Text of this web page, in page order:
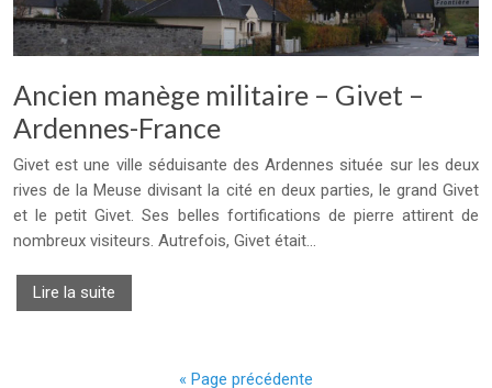
Ancien manège militaire – Givet –
Ardennes-France
Givet est une ville séduisante des Ardennes située sur les deux
rives de la Meuse divisant la cité en deux parties, le grand Givet
et le petit Givet. Ses belles fortifications de pierre attirent de
nombreux visiteurs. Autrefois, Givet était…
Lire la suite
« Page précédente